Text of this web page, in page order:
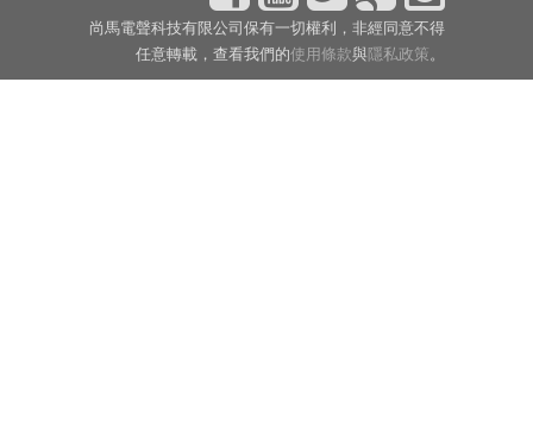
尚馬電聲科技有限公司保有一切權利，非經同意不得
任意轉載，查看我們的使用條款與隱私政策。